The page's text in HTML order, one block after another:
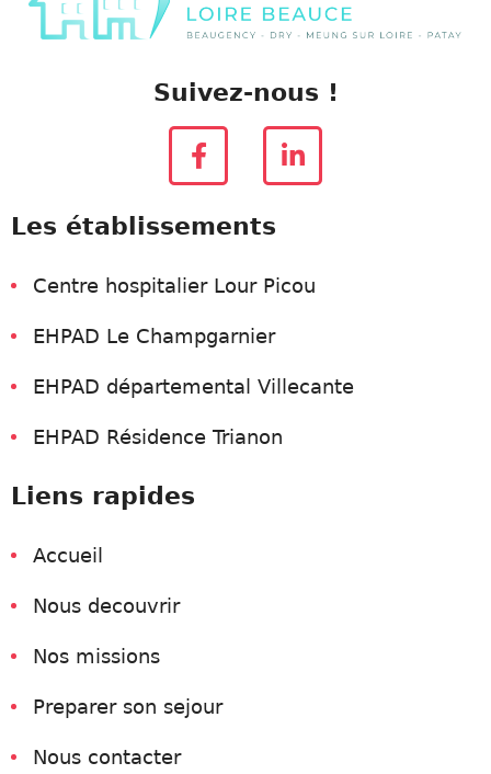
Les établissements
Centre hospitalier Lour Picou
EHPAD Le Champgarnier
EHPAD départemental Villecante
EHPAD Résidence Trianon
Suivez-nous !
Liens rapides
Accueil
Nous decouvrir
Nos missions
Preparer son sejour
Nous contacter